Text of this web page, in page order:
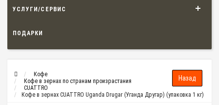
УСЛУГИ/СЕРВИС
ПОДАРКИ
Кофе
Кофе в зернах по странам произрастания
CUATTRO
Кофе в зернах CUATTRO Uganda Drugar (Уганда Другар) (упаковка 1 кг)